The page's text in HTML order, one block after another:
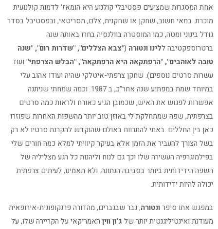
אחת המסגרות שמציעים פסטיבלי קולנוע היא הומאז' לדמות קולנועית
מוכרת. במאי חשוב, שחקן או שחקנית, צלם, תסריטאי, ובפסטיבל בסדר
גודל בינוני ומטה, כמו המוסטרה בוולנסיה בחרו באותה שנה
ברטרוספקטיבה ללינו ונטורה ("צבא הצללים", "שדרות רום", "שנה
טובה לאוהבים", "הרפתקאה היא הרפתקאה", "הבלש הצרפתי" ועוד
עשרות סרטים נוספים). שחקן צרפתי-איטלקי שהיה ועודו אהוב עלי
במיוחד שמת במפתיע שנה אחר"כ, ב 1987. וכמה שמחתי שניתנה
אפשרות לפגוש את האיש, שכמובן הגיע כאורח ולראות כמה סרטים
בצרפתית, שפה שמתחלקת לי באוזן טוב יותר מהשפות האחרות שפוזרו
כאן בין החללים. באתי להתרווח באולם שהוקדש להקרנת סרטיו לא רק
בשל הצורך להעביר את הזמן אלא בעיקר קיוויתי למלא כמה חורים שלי
בפילמוגרפיה העשירה שלו וכך גם לנוח וליהנות כל רגע מצליליה של
השפה הידידותית ביותר בסביבה הנתונה. ולא תאמינו, לעיתים צרפתית
יכולה להיות ידידותית.
במפגש אתו סיפרונטורה, גבר שבגברים, מהדורה פרנקופונית-אירופאית
מעודנת ואינטיליגנטית יותר של ג'ון ווין האמריקאי על הקריירה שלו, על